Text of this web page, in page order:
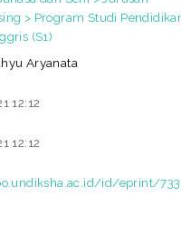
> Program Studi
(S1)
Aryanata
12:12
12:12
id/eprint/